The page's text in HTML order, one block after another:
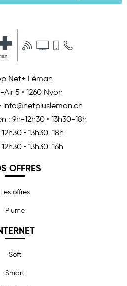
Net+ Léman
Air 5 • 1260 Nyon
info@netplusleman.ch
: 9h-12h30 • 13h30-18h
• 13h30-18h
• 13h30-16h
OFFRES
Les offres
Plume
Soft
Smart